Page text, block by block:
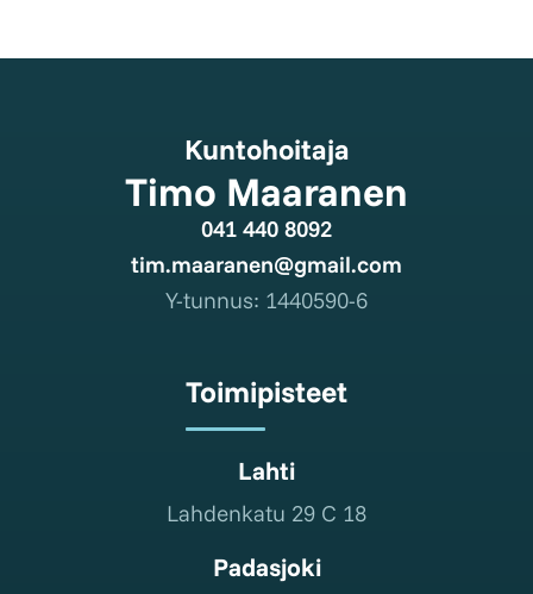
Kuntohoitaja
Timo Maaranen
041 440 8092
tim.maaranen@gmail.com
Y-tunnus: 1440590-6
Toimipisteet
Lahti
Lahdenkatu 29 C 18
Padasjoki